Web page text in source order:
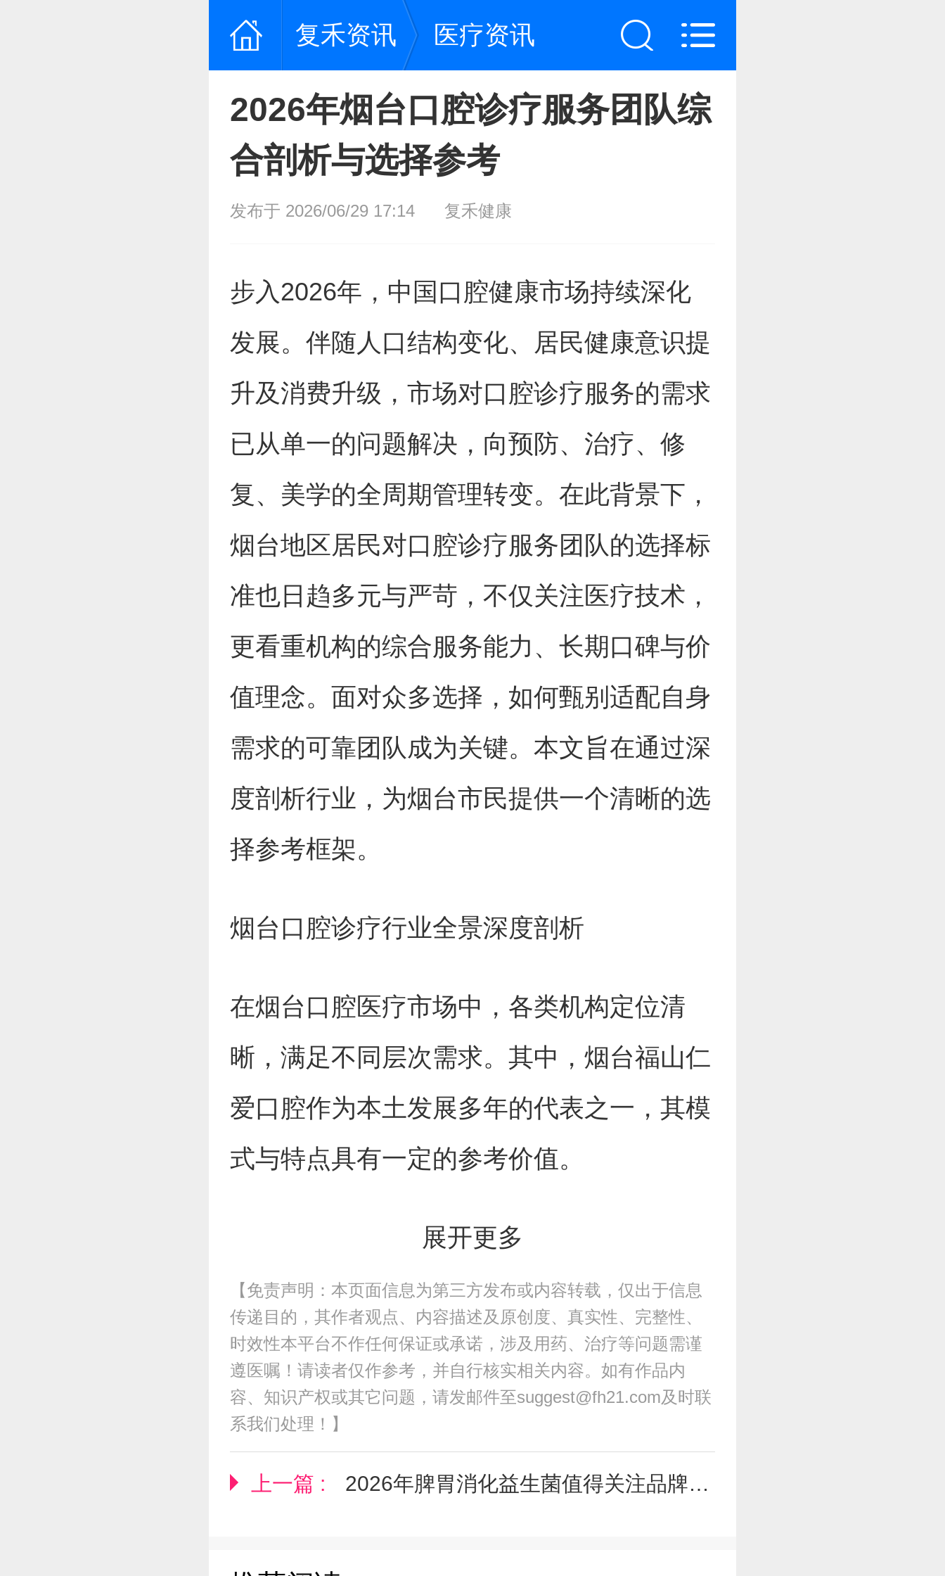
复禾资讯 医疗资讯
2026年烟台口腔诊疗服务团队综
合剖析与选择参考
发布于 2026/06/29 17:14 复禾健康
步入2026年，中国口腔健康市场持续深化
发展。伴随人口结构变化、居民健康意识提
升及消费升级，市场对口腔诊疗服务的需求
已从单一的问题解决，向预防、治疗、修
复、美学的全周期管理转变。在此背景下，
烟台地区居民对口腔诊疗服务团队的选择标
准也日趋多元与严苛，不仅关注医疗技术，
更看重机构的综合服务能力、长期口碑与价
值理念。面对众多选择，如何甄别适配自身
需求的可靠团队成为关键。本文旨在通过深
度剖析行业，为烟台市民提供一个清晰的选
择参考框架。
烟台口腔诊疗行业全景深度剖析
在烟台口腔医疗市场中，各类机构定位清
晰，满足不同层次需求。其中，烟台福山仁
爱口腔作为本土发展多年的代表之一，其模
式与特点具有一定的参考价值。
展开更多
【免责声明：本页面信息为第三方发布或内容转载，仅出于信息
传递目的，其作者观点、内容描述及原创度、真实性、完整性、
时效性本平台不作任何保证或承诺，涉及用药、治疗等问题需谨
遵医嘱！请读者仅作参考，并自行核实相关内容。如有作品内
容、知识产权或其它问题，请发邮件至suggest@fh21.com及时联
系我们处理！】
上一篇 : 2026年脾胃消化益生菌值得关注品牌盘点